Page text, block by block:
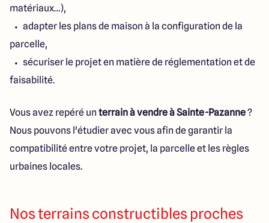
matériaux…),
adapter les plans de maison à la configuration de la
parcelle,
sécuriser le projet en matière de réglementation et de
faisabilité.
Vous avez repéré un terrain à vendre à Sainte-Pazanne?
Nous pouvons l'étudier avec vous afin de garantir la
compatibilité entre votre projet, la parcelle et les règles
urbaines locales.
Nos terrains constructibles proches